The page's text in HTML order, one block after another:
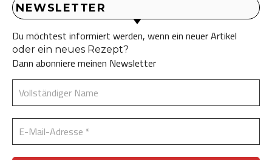
NEWSLETTER
Du möchtest informiert werden, wenn ein neuer Artikel
oder ein neues Rezept?
Dann abonniere meinen Newsletter